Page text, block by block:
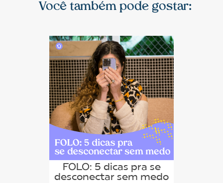
Você também pode gostar:
FOLO: 5 dicas pra se
desconectar sem medo